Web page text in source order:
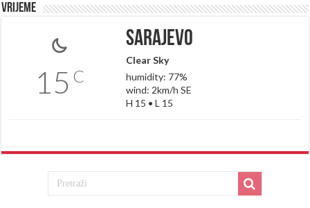
Vrijeme
15 C
Sarajevo
Clear Sky
humidity: 77%
wind: 2km/h SE
H 15 • L 15